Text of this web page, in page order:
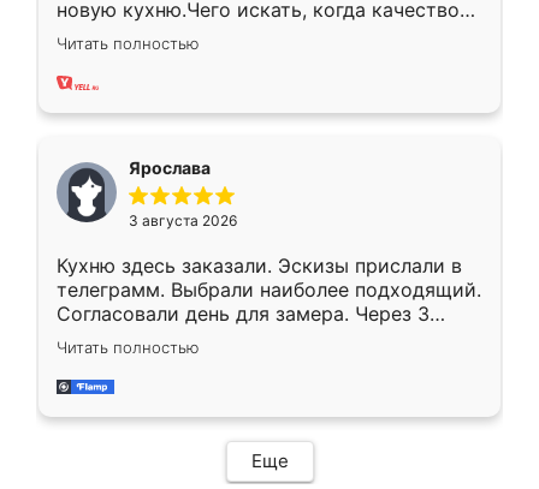
новую кухню.Чего искать, когда качеством
вполне довольна. Служит кухня уже почти
два года, нареканий нет.
Читать полностью
Ярослава
3 августа 2026
Кухню здесь заказали. Эскизы прислали в
телеграмм. Выбрали наиболее подходящий.
Согласовали день для замера. Через 3
недели кухня была уже готова. Остались
довольны работой. Спасибо Ренессанс
мебель за качественную работу!
Читать полностью
Еще